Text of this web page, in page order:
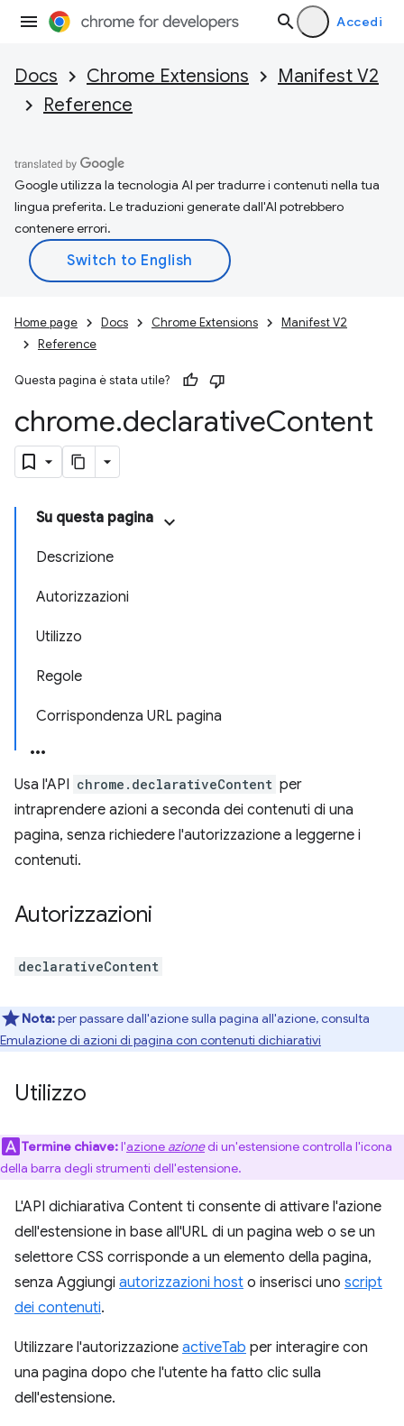
Accedi
Docs Chrome Extensions
Manifest V2
Reference
Google utilizza la tecnologia AI per tradurre i contenuti nella tua
lingua preferita. Le traduzioni generate dall'AI potrebbero
contenere errori.
Home page Docs Chrome Extensions
Manifest V2
Reference
Questa pagina è stata utile?
chrome.declarativeContent
Su questa pagina
Descrizione
Autorizzazioni
Utilizzo
Regole
Corrispondenza URL pagina
Usa l'API chrome.declarativeContent per
intraprendere azioni a seconda dei contenuti di una
pagina, senza richiedere l'autorizzazione a leggerne i
contenuti.
Autorizzazioni
declarativeContent
Nota:per passare dall'azione sulla pagina all'azione, consulta
Emulazione di azioni di pagina con contenuti dichiarativi
Utilizzo
Termine chiave:l'azione azionedi un'estensione controlla l'icona
della barra degli strumenti dell'estensione.
L'API dichiarativa Content ti consente di attivare l'azione
dell'estensione in base all'URL di un pagina web o se un
selettore CSS corrisponde a un elemento della pagina,
senza Aggiungi autorizzazioni host o inserisci uno script
dei contenuti.
Utilizzare l'autorizzazione activeTab per interagire con
una pagina dopo che l'utente ha fatto clic sulla
dell'estensione.